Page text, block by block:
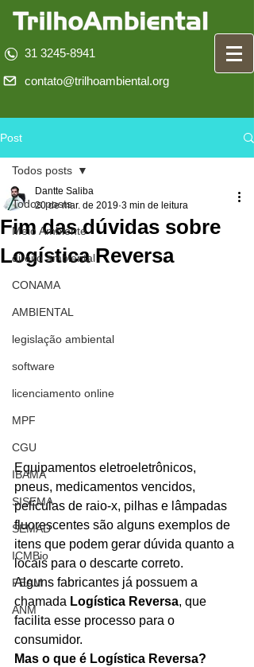
31 3245-8941
contato@trilhoambiental.org
Post
Todos posts
Meio Ambiente
direito ambiental
CONAMA
AMBIENTAL
legislação ambiental
software
licenciamento online
MPF
CGU
IBAMA
SISEMA
SEMAD
ICMBio
FEAM
ANM
Todos posts
Fim das dúvidas sobre
Logística Reversa
Dantte Saliba
20 de mar. de 2019 3 min de leitura
Equipamentos eletroeletrônicos,
pneus, medicamentos vencidos,
películas de raio-x, pilhas e lâmpadas
fluorescentes são alguns exemplos de
itens que podem gerar dúvida quanto a
locais para o descarte correto.
Alguns fabricantes já possuem a
chamada Logística Reversa, que
facilita esse processo para o
consumidor.
Mas o que é Logística Reversa?